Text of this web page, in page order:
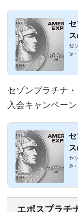
ま
セ
®
セゾンプラチナ
入会キャンペー
解
セ
®
エポスプラチ